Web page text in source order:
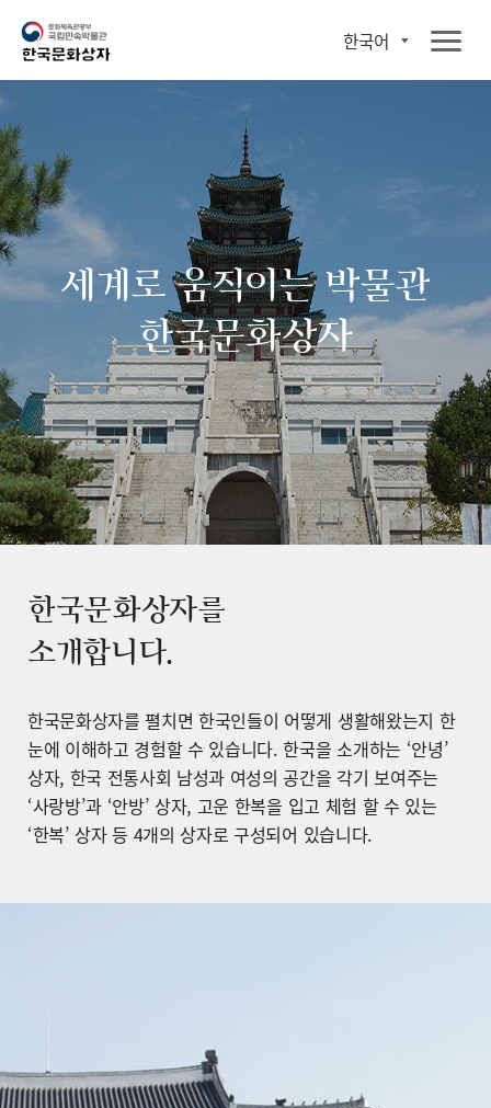
한국어
세계로 움직이는 박물관
한국문화상자
한국문화상자를
소개합니다.
한국문화상자를 펼치면 한국인들이 어떻게 생활해왔는지 한
눈에 이해하고 경험할 수 있습니다. 한국을 소개하는 ‘안녕’
상자, 한국 전통사회 남성과 여성의 공간을 각기 보여주는
‘사랑방’과 ‘안방’ 상자, 고운 한복을 입고 체험 할 수 있는
‘한복’ 상자 등 4개의 상자로 구성되어 있습니다.